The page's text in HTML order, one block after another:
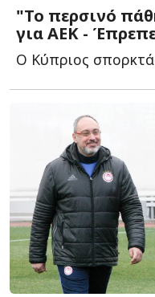
"Το περσινό
για ΑΕΚ -